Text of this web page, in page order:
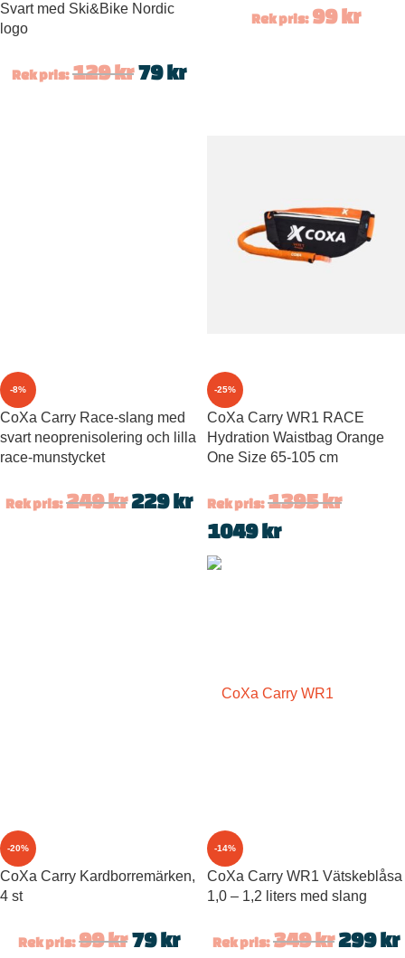
Svart med Ski&Bike Nordic
logo
Rek pris: 129kr 79kr
Rek pris: 99kr
-8%
CoXa Carry Race-slang med
svart neoprenisolering och lilla
race-munstycket
Rek pris: 249kr229kr
-25%
CoXa Carry WR1 RACE
Hydration Waistbag Orange
One Size 65-105 cm
Rek pris: 1395kr
1049kr
-20%
CoXa Carry Kardborremärken,
4 st
Rek pris: 99kr 79kr
-14%
CoXa Carry WR1 Vätskeblåsa
1,0 – 1,2 liters med slang
Rek pris: 349kr299kr